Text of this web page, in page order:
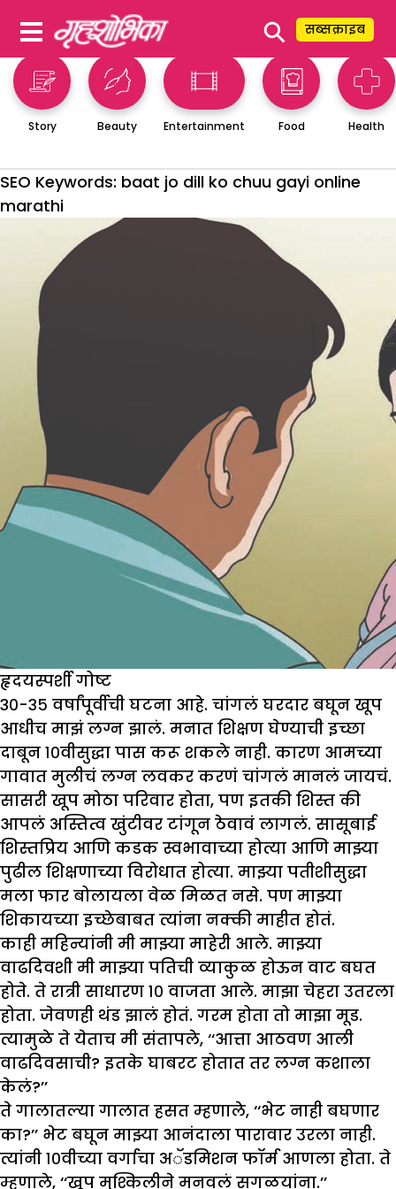
⚲ सब्सक्राइब
Story Beauty Entertainment Food Health
SEO Keywords: baat jo dill ko chuu gayi online
marathi
हृदयस्पर्शी गोष्ट
३०-३५ वर्षांपूर्वीची घटना आहे. चांगलं घरदार बघून खूप
आधीच माझं लग्न झालं. मनात शिक्षण घेण्याची इच्छा
दाबून १०वीसुद्धा पास करू शकले नाही. कारण आमच्या
गावात मुलीचं लग्न लवकर करणं चांगलं मानलं जायचं.
सासरी खूप मोठा परिवार होता, पण इतकी शिस्त की
आपलं अस्तित्व खुंटीवर टांगून ठेवावं लागलं. सासूबाई
शिस्तप्रिय आणि कडक स्वभावाच्या होत्या आणि माझ्या
पुढील शिक्षणाच्या विरोधात होत्या. माझ्या पतीशीसुद्धा
मला फार बोलायला वेळ मिळत नसे. पण माझ्या
शिकायच्या इच्छेबाबत त्यांना नक्की माहीत होतं.
काही महिन्यांनी मी माझ्या माहेरी आले. माझ्या
वाढदिवशी मी माझ्या पतिची व्याकुळ होऊन वाट बघत
होते. ते रात्री साधारण १० वाजता आले. माझा चेहरा उतरला
होता. जेवणही थंड झालं होतं. गरम होता तो माझा मूड.
त्यामुळे ते येताच मी संतापले, ‘‘आत्ता आठवण आली
वाढदिवसाची? इतके घाबरट होतात तर लग्न कशाला
केलं?’’
ते गालातल्या गालात हसत म्हणाले, ‘‘भेट नाही बघणार
का?’’ भेट बघून माझ्या आनंदाला पारावार उरला नाही.
त्यांनी १०वीच्या वर्गाचा अॅडमिशन फॉर्म आणला होता. ते
म्हणाले, ‘‘खूप मुश्किलीने मनवलं सगळयांना.’’